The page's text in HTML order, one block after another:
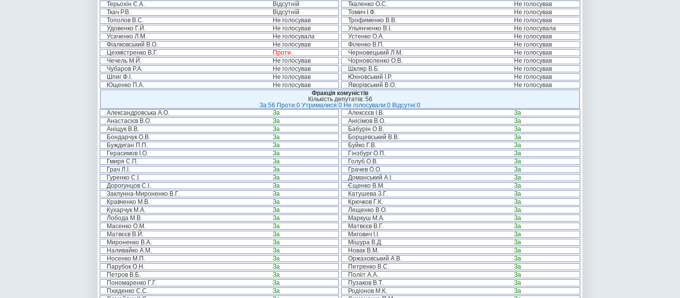
Терьохін С.А.
Відсутній Ткаленко О.С.
Не голосував
Ткач Р.В.
Відсутній Томич І.Ф.
Не голосував
Тополов В.С.
Не голосував Трофименко В.В.
Не голосував
Удовенко Г.Й.
Не голосував Ульянченко В.І.
Не голосувала
Усаченко Л.М.
Не голосувала Устенко О.А.
Не голосував
Фіалковський В.О.
Не голосував Філенко В.П.
Не голосував
Цехмістренко В.Г.
Проти Черновецький Л.М.
Не голосував
Чечель М.Й.
Не голосував Чорноволенко О.В.
Не голосував
Чубаров Р.А.
Не голосував Шкляр В.Б.
Не голосував
Шпиг Ф.І.
Не голосував Юхновський І.Р.
Не голосував
Ющенко П.А.
Не голосував Яворівський В.О.
Не голосував
Фракція комуністів
Кількість депутатів: 56
За:56 Проти:0 Утрималися:0 Не голосували:0 Відсутні:0
Александровська А.О.
За Алексєєв І.В.
За
Анастасієв В.О.
За Анісімов В.О.
За
Аніщук В.В.
За Бабурін О.В.
За
Бондарчук О.В.
За Борщевський В.В.
За
Буждиган П.П.
За Буйко Г.В.
За
Герасимов І.О.
За Гінзбург О.П.
За
Гмиря С.П.
За Голуб О.В.
За
Грач Л.І.
За Грачев О.О.
За
Гуренко С.І.
За Доманський А.І.
За
Дорогунцов С.І.
За Єщенко В.М.
За
Заклунна-Мироненко В.Г.
За Катушева З.Г.
За
Кравченко М.В.
За Крючков Г.К.
За
Кухарчук М.А.
За Лещенко В.О.
За
Лобода М.В.
За Маркуш М.А.
За
Масенко О.М.
За Матвєєв В.Г.
За
Матвєєв В.Й.
За Мигович І.І.
За
Мироненко В.А.
За Мішура В.Д.
За
Наливайко А.М.
За Новак В.М.
За
Носенко М.П.
За Оржаховський А.В.
За
Парубок О.Н.
За Петренко В.С.
За
Петров В.Б.
За Полііт А.А.
За
Пономаренко Г.Г.
За Пузаков В.Т.
За
Пхиденко С.С.
За Родіонов М.К.
За